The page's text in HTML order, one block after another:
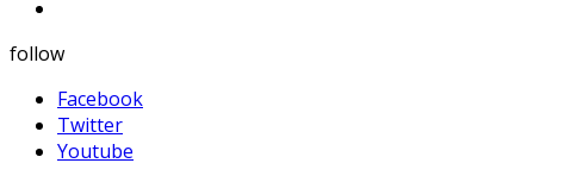
follow
Facebook
Twitter
Youtube